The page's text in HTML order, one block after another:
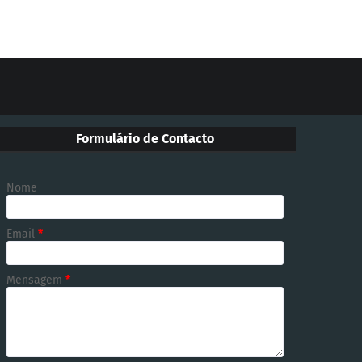
Formulário de Contacto
Nome
Email *
Mensagem *